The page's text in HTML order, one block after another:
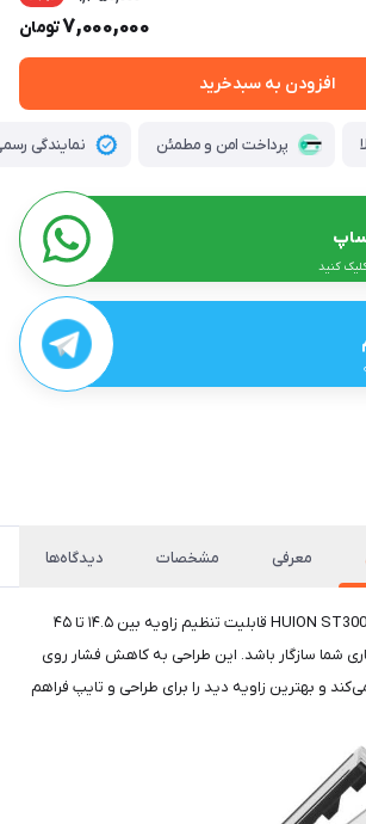
7,000,000تومان
افزودن به سبدخرید
پرداخت امن و مطمئن نمایندگی
کنید
معرفی مشخصات دیدگاه‌ها
پایه HUION ST300 قابلیت تنظیم زاویه بین ۱۴.۵ تا ۴۵
شما سازگار باشد. این طراحی به کاهش فشار روی
و بهترین زاویه دید را برای طراحی و تایپ فراهم